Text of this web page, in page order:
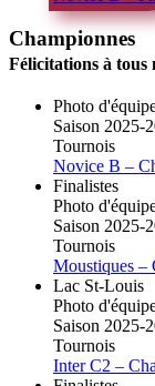
Championnes
Félicitations à tous
Photo
Saison 2025-
Tournois
Novice B –
Finalistes
Photo
Saison 2025-
Tournois
Moustiques –
Lac St-Louis
Photo
Saison 2025-
Tournois
Inter C2 –